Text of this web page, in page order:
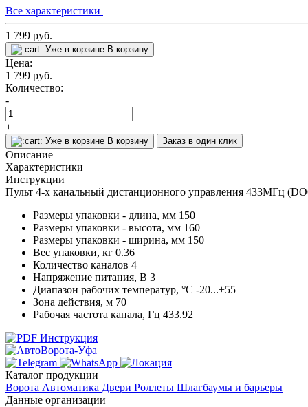
Все характеристики
1 799 руб.
Уже в корзине В корзину
Цена:
1 799 руб.
Количество:
-
+
Уже в корзине В корзину Заказ в один клик
Описание
Характеристики
Инструкции
Пульт 4-х канальный дистанционного управления 433МГц
Размеры упаковки - длина, мм 150
Размеры упаковки - высота, мм 160
Размеры упаковки - ширина, мм 150
Вес упаковки, кг 0.36
Количество каналов 4
Напряжение питания, В 3
Диапазон рабочих температур, °С -20...+55
Зона действия, м 70
Рабочая частота канала, Гц 433.92
Инструкция
Каталог продукции
Ворота Автоматика Двери Роллеты Шлагбаумы и барьеры
Данные организации